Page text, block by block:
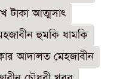
টাকা আত্মসাৎ
হুমকি ধামকি
আদালত মেহজাবীন